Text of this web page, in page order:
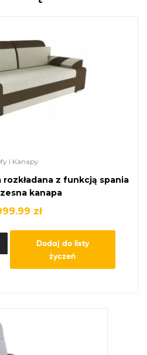
i Kanapy
z funkcją spania
kanapa
zł
Dodaj do listy
życzeń